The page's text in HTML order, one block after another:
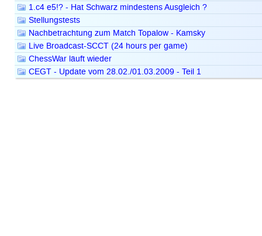
1.c4 e5!? - Hat Schwarz mindestens Ausgleich ?
Stellungstests
Nachbetrachtung zum Match Topalow - Kamsky
Live Broadcast-SCCT (24 hours per game)
ChessWar läuft wieder
CEGT - Update vom 28.02./01.03.2009 - Teil 1